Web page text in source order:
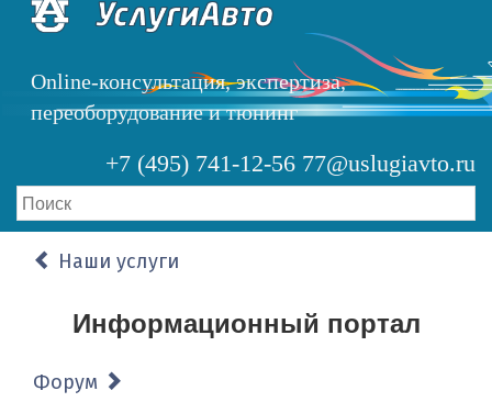
Перейти
содержанию
Online-консультация, экспертиза,
переоборудование и тюнинг
+7 (495) 741-12-56 77@uslugiavto.ru
Наши услуги
Информационный портал
Форум